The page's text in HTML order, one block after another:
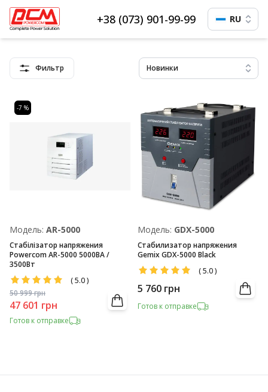
+38 (073) 901-99-99 RU
Фильтр Новинки
-7 %
Модель: AR-5000
Стабілізатор напряжения
Powercom AR-5000 5000ВА /
3500Вт
(5.0)
50 999грн
47 601 грн
Готов к отправке
Модель: GDX-5000
Стабилизатор напряжения
Gemix GDX-5000 Black
(5.0)
5 760 грн
Готов к отправке